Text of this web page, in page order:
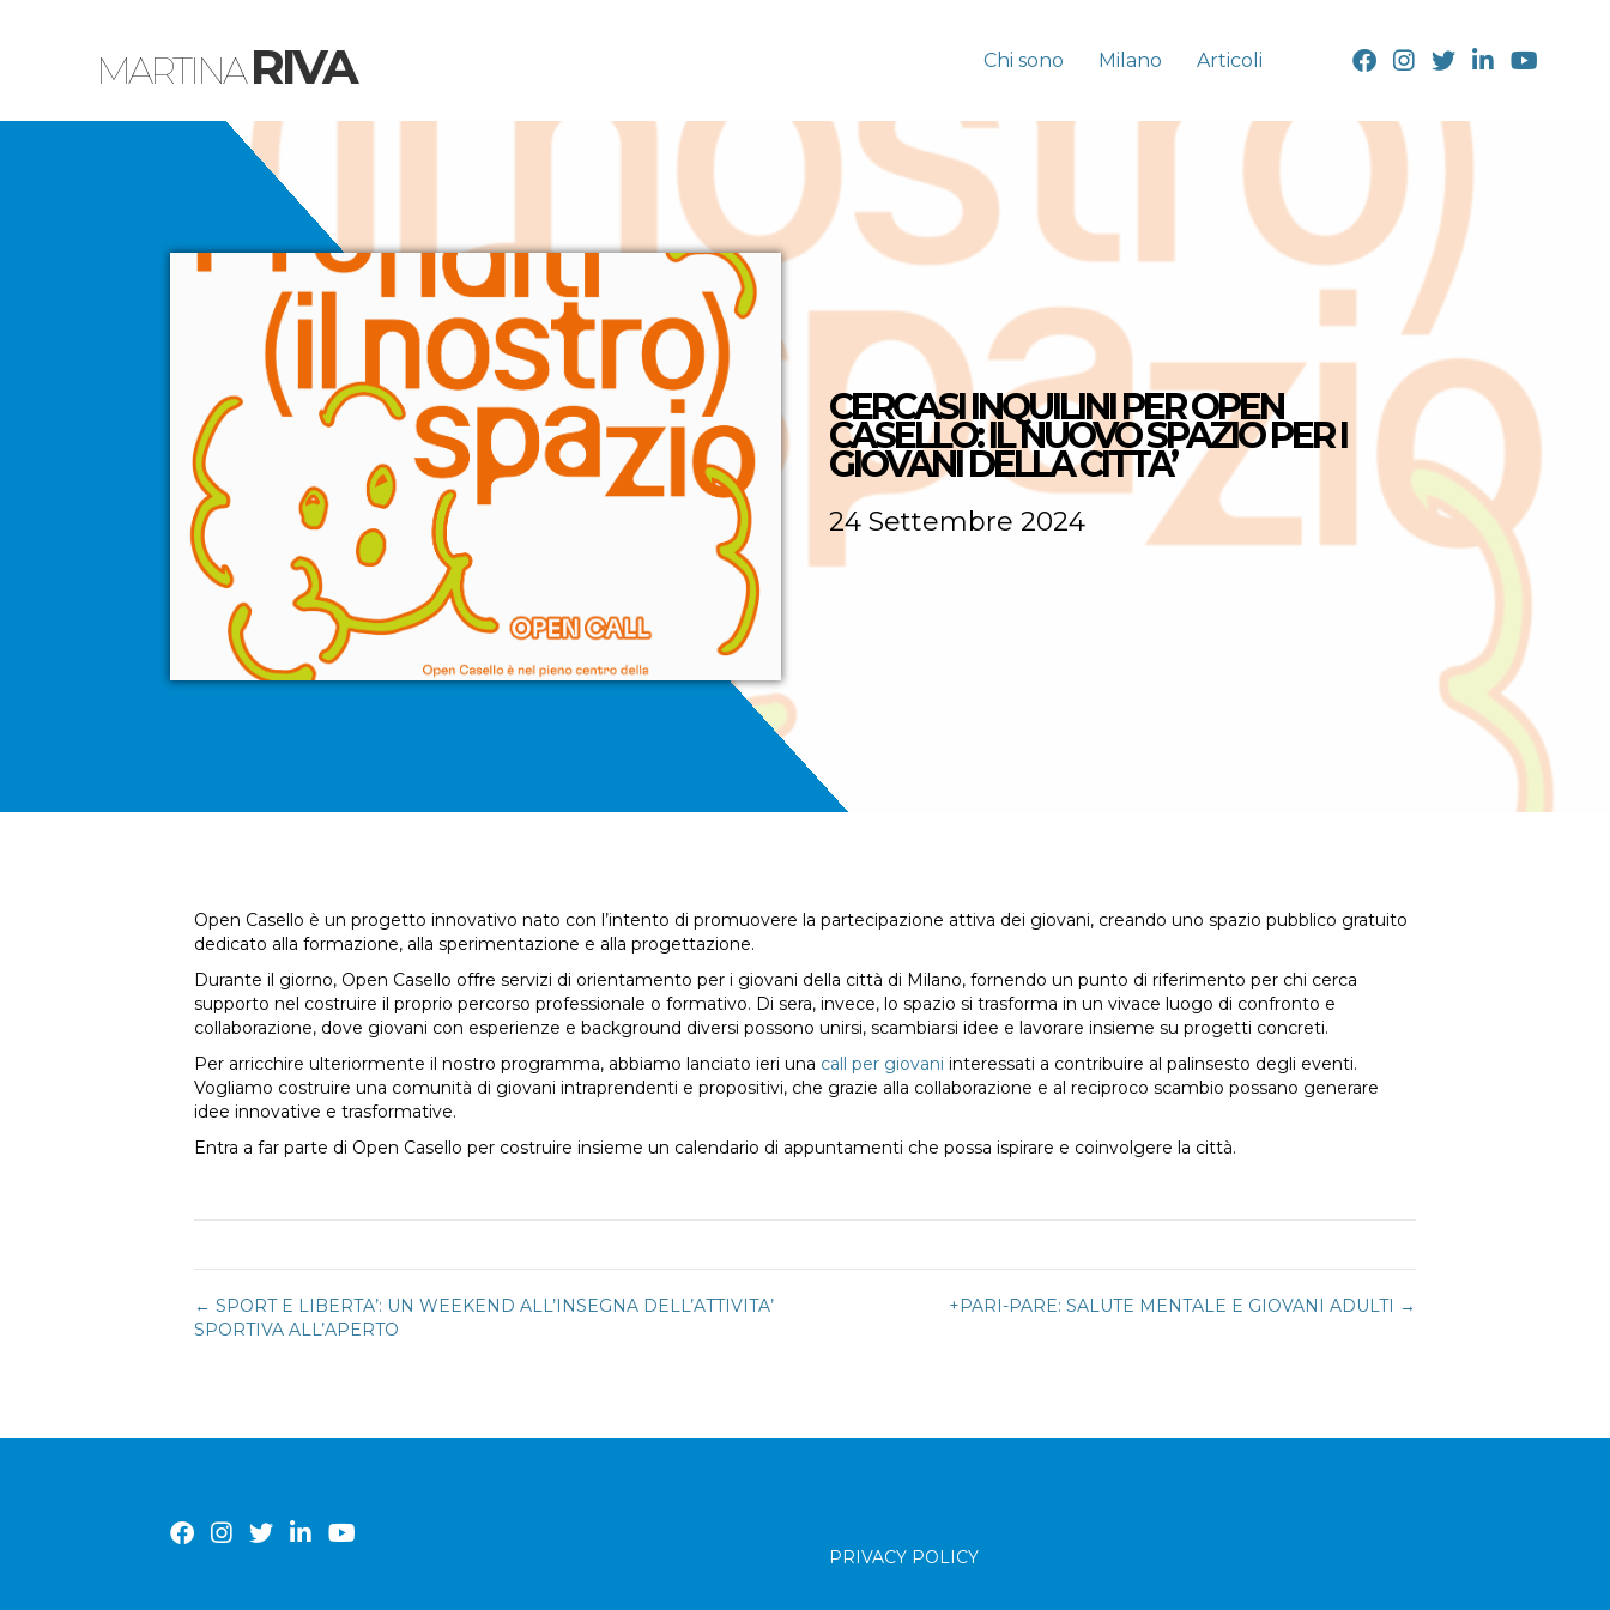
MARTINARIVA Chi sono Milano Articoli
CERCASI INQUILINI PER OPEN
CASELLO: IL NUOVO SPAZIO PER I
GIOVANI DELLA CITTA’
24 Settembre 2024
Open Casello è un progetto innovativo nato con l’intento di promuovere la partecipazione attiva dei giovani, creando uno spazio pubblico gratuito
dedicato alla formazione, alla sperimentazione e alla progettazione.
Durante il giorno, Open Casello offre servizi di orientamento per i giovani della città di Milano, fornendo un punto di riferimento per chi cerca
supporto nel costruire il proprio percorso professionale o formativo. Di sera, invece, lo spazio si trasforma in un vivace luogo di confronto e
collaborazione, dove giovani con esperienze e background diversi possono unirsi, scambiarsi idee e lavorare insieme su progetti concreti.
Per arricchire ulteriormente il nostro programma, abbiamo lanciato ieri una call per giovani interessati a contribuire al palinsesto degli eventi.
Vogliamo costruire una comunità di giovani intraprendenti e propositivi, che grazie alla collaborazione e al reciproco scambio possano generare
idee innovative e trasformative.
Entra a far parte di Open Casello per costruire insieme un calendario di appuntamenti che possa ispirare e coinvolgere la città.
Navigazione
← SPORT E LIBERTA’: UN WEEKEND ALL’INSEGNA DELL’ATTIVITA’
SPORTIVA ALL’APERTO
+PARI-PARE: SALUTE MENTALE E GIOVANI ADULTI →
PRIVACY POLICY